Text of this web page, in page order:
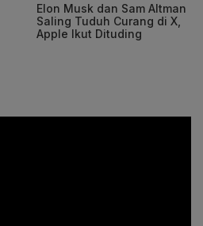
Elon Musk dan Sam Altman
Saling Tuduh Curang di X,
Apple Ikut Dituding